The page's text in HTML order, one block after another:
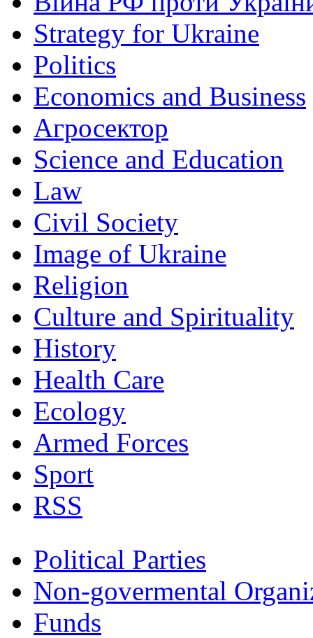
Strategy for Ukraine
Politics
Economics and Business
Агросектор
Science and Education
Law
Civil Society
Image of Ukraine
Religion
Culture and Spirituality
History
Health Care
Ecology
Armed Forces
Sport
RSS
Political Parties
Non-govermental
Funds